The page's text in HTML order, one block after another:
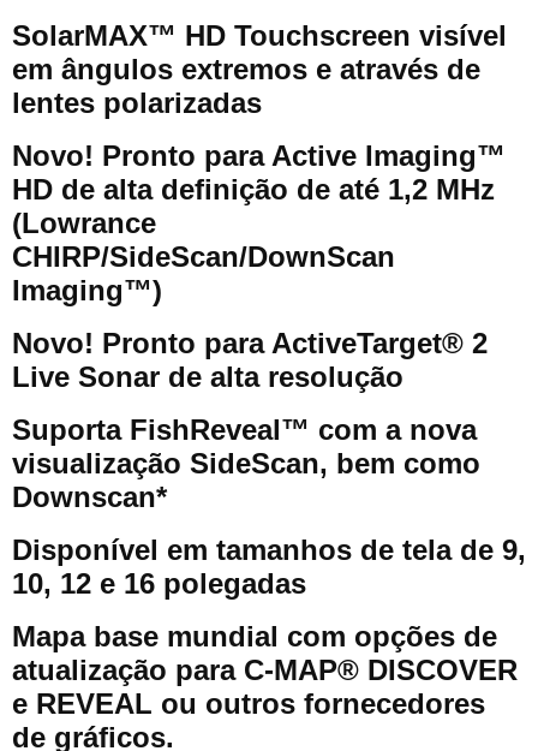
SolarMAX™ HD Touchscreen visível
em ângulos extremos e através de
lentes polarizadas
Novo! Pronto para Active Imaging™
HD de alta definição de até 1,2 MHz
(Lowrance
CHIRP/SideScan/DownScan
Imaging™)
Novo! Pronto para ActiveTarget® 2
Live Sonar de alta resolução
Suporta FishReveal™ com a nova
visualização SideScan, bem como
Downscan*
Disponível em tamanhos de tela de 9,
10, 12 e 16 polegadas
Mapa base mundial com opções de
atualização para C-MAP® DISCOVER
e REVEAL ou outros fornecedores
de gráficos.